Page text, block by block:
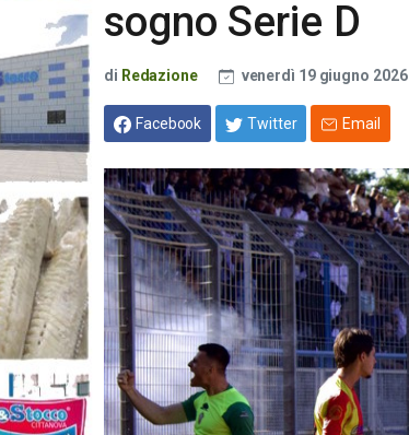
sogno Serie D
di Redazione venerdì 19 giugno 2026
Facebook Twitter Email